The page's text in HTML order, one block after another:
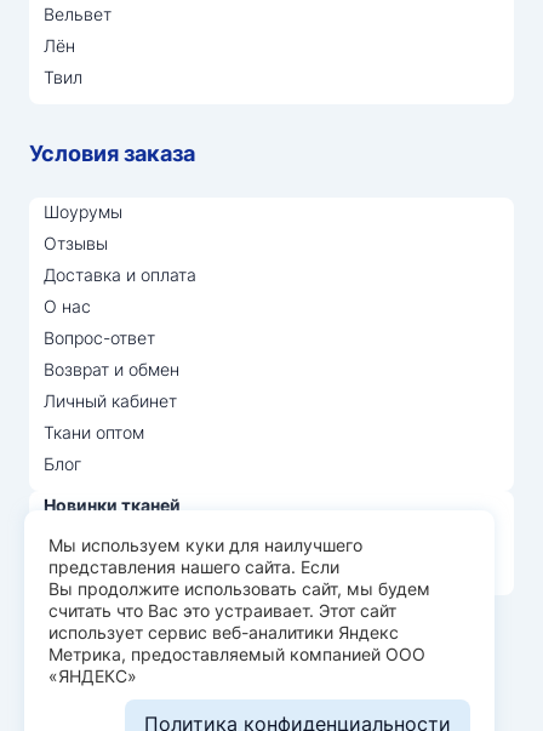
Вельвет
Лён
Твил
Условия заказа
Шоурумы
Отзывы
Доставка и оплата
О нас
Вопрос-ответ
Возврат и обмен
Личный кабинет
Ткани оптом
Блог
Новинки тканей
Распродажа тканей
Лидеры продаж
© Арт Текс — продажа тканей оптом, 2026
Пользовательское соглашение
Политика конфиденциальности
Мы используем куки для наилучшего
представления нашего сайта. Если
Вы продолжите использовать сайт, мы будем
считать что Вас это устраивает. Этот сайт
использует сервис веб-аналитики Яндекс
Метрика, предоставляемый компанией ООО
«ЯНДЕКС»
Политика конфиденциальности